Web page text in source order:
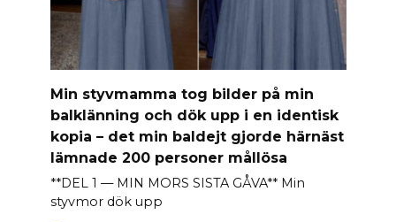
Min styvmamma tog bilder på min
balklänning och dök upp i en identisk
kopia – det min baldejt gjorde härnäst
lämnade 200 personer mållösa
**DEL 1 — MIN MORS SISTA GÅVA** Min
styvmor dök upp